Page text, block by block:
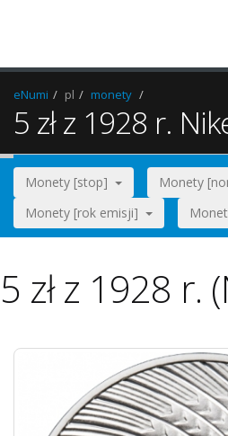
eNumi pl monety
5 zł z 1928 r.
Monety [stop]
Monety
Monety [rok emisji]
5 zł z 1928 r.